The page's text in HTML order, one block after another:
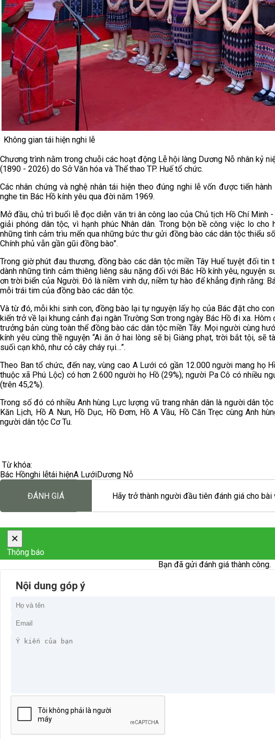
Không gian tái hiện nghi lễ
Chương trình nằm trong chuỗi các hoạt động Lễ hội làng Dương Nỗ nhân kỷ
(1890 - 2026) do Sở Văn hóa và Thể thao TP. Huế tổ chức.
Các nhân chứng và nghệ nhân tái hiện theo đúng nghi lễ vốn được tiến
nghe tin Bác Hồ kính yêu qua đời năm 1969.
Mở đầu, chủ trì buổi lễ đọc diễn văn tri ân công lao của Chủ tịch Hồ Chí
giải phóng dân tộc, vì hạnh phúc Nhân dân. Trong bộn bề công việc lo
những tình cảm trìu mến qua những bức thư gửi đồng bào các dân tộc thiểu
Chính phủ vẫn gần gũi đồng bào”.
Trong giờ phút đau thương, đồng bào các dân tộc miền Tây Huế tuyệt đối
dành những tình cảm thiêng liêng sâu nặng đối với Bác Hồ kính yêu, nguyện
ơn trời biển của Người. Đó là niềm vinh dự, niềm tự hào để khẳng định rằng:
mỗi trái tim của đồng bào các dân tộc.
Và từ đó, mỗi khi sinh con, đồng bào lại tự nguyện lấy họ của Bác đặt cho
kiến trở về lại khung cảnh đại ngàn Trường Sơn trong ngày Bác Hồ đi xa.
trưởng bản cùng toàn thể đồng bào các dân tộc miền Tây. Mọi người cùng
kính yêu cùng thề nguyện “Ai ăn ở hai lòng sẽ bị Giàng phạt, trời bắt tội, sẽ
suối cạn khô, như cỏ cây cháy rụi…”.
Theo Ban tổ chức, đến nay, vùng cao A Lưới có gần 12.000 người mang họ
thuộc xã Phú Lộc) có hơn 2.600 người họ Hồ (29%); người Pa Cô có nhiều
(trên 45,2%).
Trong số đó có nhiều Anh hùng Lực lượng vũ trang nhân dân là người dân
Kăn Lịch, Hồ A Nun, Hồ Dục, Hồ Đơm, Hồ A Vầu, Hồ Căn Trẹc cùng Anh
người dân tộc Cơ Tu.
Từ khóa:
Bác Hồnghi lễtái hiệnA LướiDương Nỗ
ĐÁNH GIÁ Hãy trở thành người đầu tiên đánh giá cho bài
×
Thông báo
Bạn đã gửi đánh giá thành công.
Nội dung góp ý